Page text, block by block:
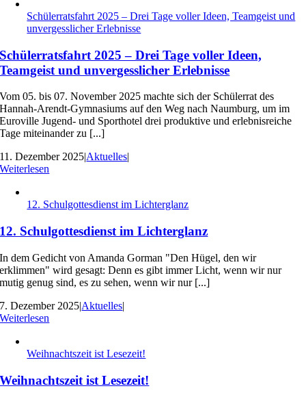
Schülerratsfahrt 2025 – Drei Tage voller Ideen, Teamgeist und
unvergesslicher Erlebnisse
Schülerratsfahrt 2025 – Drei Tage voller Ideen,
Teamgeist und unvergesslicher Erlebnisse
Vom 05. bis 07. November 2025 machte sich der Schülerrat des
Hannah-Arendt-Gymnasiums auf den Weg nach Naumburg, um im
Euroville Jugend- und Sporthotel drei produktive und erlebnisreiche
Tage miteinander zu [...]
11. Dezember 2025|Aktuelles|
Weiterlesen
12. Schulgottesdienst im Lichterglanz
12. Schulgottesdienst im Lichterglanz
In dem Gedicht von Amanda Gorman "Den Hügel, den wir
erklimmen" wird gesagt: Denn es gibt immer Licht, wenn wir nur
mutig genug sind, es zu sehen, wenn wir nur [...]
7. Dezember 2025|Aktuelles|
Weiterlesen
Weihnachtszeit ist Lesezeit!
Weihnachtszeit ist Lesezeit!